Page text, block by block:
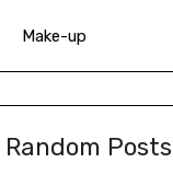
Make-up
Random Posts